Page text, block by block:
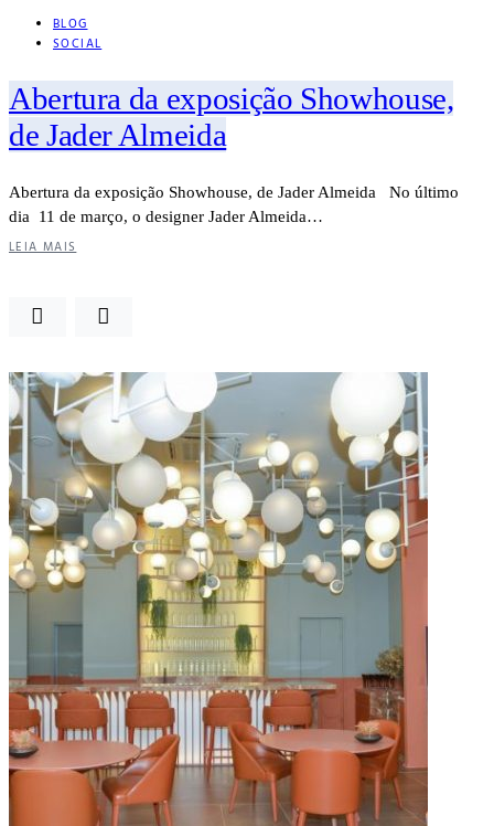
BLOG
SOCIAL
Abertura da exposição Showhouse,
de Jader Almeida
Abertura da exposição Showhouse, de Jader Almeida No último
dia 11 de março, o designer Jader Almeida…
LEIA MAIS